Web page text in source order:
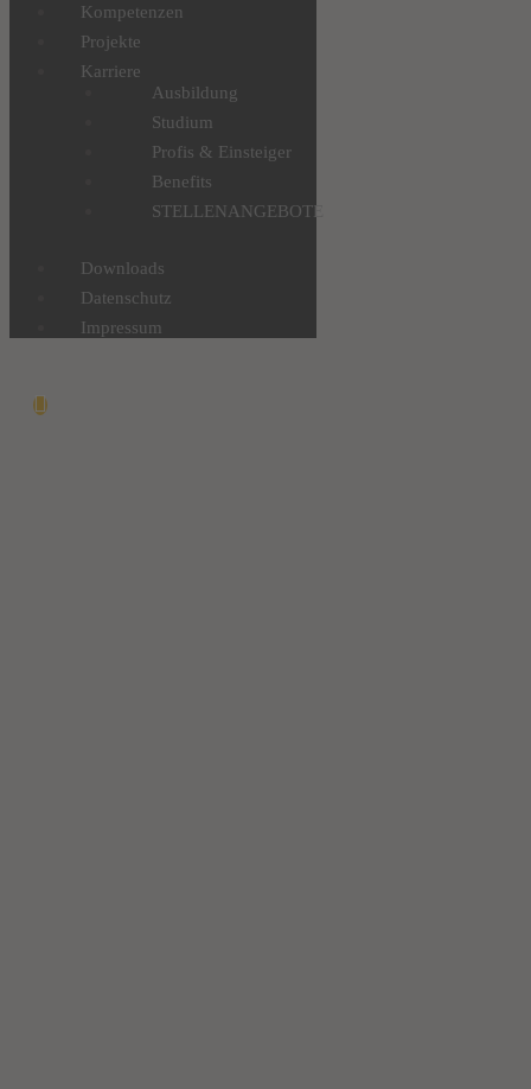
Kompetenzen
Projekte
Karriere
Ausbildung
Studium
Profis & Einsteiger
Benefits
STELLENANGEBOTE
Downloads
Datenschutz
Impressum